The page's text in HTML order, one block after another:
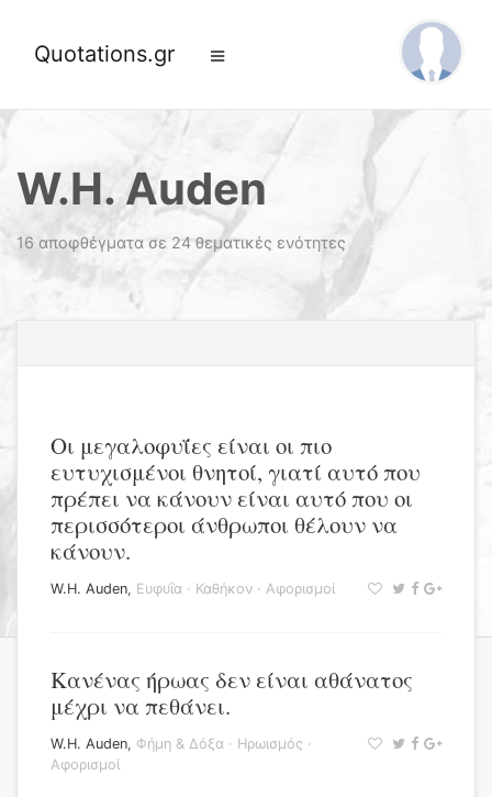
Quotations.gr
W.H. Auden
16 αποφθέγματα σε 24 θεματικές ενότητες
Οι μεγαλοφυΐες είναι οι πιο
ευτυχισμένοι θνητοί, γιατί αυτό που
πρέπει να κάνουν είναι αυτό που οι
περισσότεροι άνθρωποι θέλουν να
κάνουν.
W.H. Auden, Ευφυΐα · Καθήκον · Αφορισμοί
Κανένας ήρωας δεν είναι αθάνατος
μέχρι να πεθάνει.
W.H. Auden, Φήμη & Δόξα · Ηρωισμός ·
Αφορισμοί